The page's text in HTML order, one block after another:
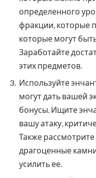
определенного
фракции, которые
которые могут
Заработайте
этих предметов.
Используйте
могут дать вашей
бонусы. Ищите
вашу атаку,
Также
драгоценные
усилить ее.